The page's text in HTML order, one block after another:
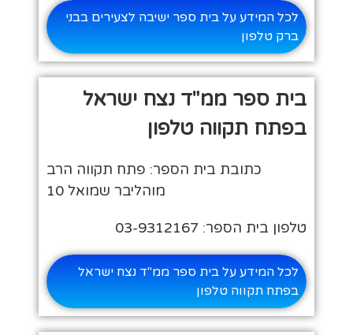
לכל המידע על בית ספר ישיבה לצעירים בבני
ברק טלפון
בית ספר ממ"ד נצח ישראל
בפתח תקווה טלפון
כתובת בית הספר: פתח תקווה הרב
מוהליבר שמואל 10
טלפון בית הספר: 03-9312167
לכל המידע על בית ספר ממ"ד נצח ישראל
בפתח תקווה טלפון